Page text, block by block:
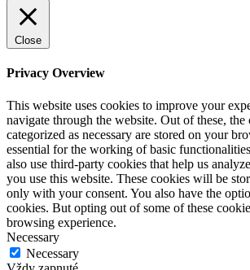
Close
Privacy Overview
This website uses cookies to improve your
navigate through the website. Out of these, the
categorized as necessary are stored on your
essential for the working of basic
also use third-party cookies that help us
you use this website. These cookies will be
only with your consent. You also have the
cookies. But opting out of some of these
browsing experience.
Necessary
Necessary